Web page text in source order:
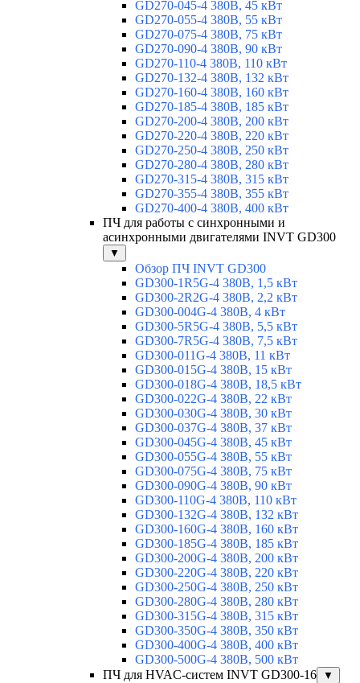
GD270-045-4 380В, 45 кВт
GD270-055-4 380В, 55 кВт
GD270-075-4 380В, 75 кВт
GD270-090-4 380В, 90 кВт
GD270-110-4 380В, 110 кВт
GD270-132-4 380В, 132 кВт
GD270-160-4 380В, 160 кВт
GD270-185-4 380В, 185 кВт
GD270-200-4 380В, 200 кВт
GD270-220-4 380В, 220 кВт
GD270-250-4 380В, 250 кВт
GD270-280-4 380В, 280 кВт
GD270-315-4 380В, 315 кВт
GD270-355-4 380В, 355 кВт
GD270-400-4 380В, 400 кВт
ПЧ для работы с синхронными и
асинхронными двигателями INVT GD300
▼
Обзор ПЧ INVT GD300
GD300-1R5G-4 380В, 1,5 кВт
GD300-2R2G-4 380В, 2,2 кВт
GD300-004G-4 380В, 4 кВт
GD300-5R5G-4 380В, 5,5 кВт
GD300-7R5G-4 380В, 7,5 кВт
GD300-011G-4 380В, 11 кВт
GD300-015G-4 380В, 15 кВт
GD300-018G-4 380В, 18,5 кВт
GD300-022G-4 380В, 22 кВт
GD300-030G-4 380В, 30 кВт
GD300-037G-4 380В, 37 кВт
GD300-045G-4 380В, 45 кВт
GD300-055G-4 380В, 55 кВт
GD300-075G-4 380В, 75 кВт
GD300-090G-4 380В, 90 кВт
GD300-110G-4 380В, 110 кВт
GD300-132G-4 380В, 132 кВт
GD300-160G-4 380В, 160 кВт
GD300-185G-4 380В, 185 кВт
GD300-200G-4 380В, 200 кВт
GD300-220G-4 380В, 220 кВт
GD300-250G-4 380В, 250 кВт
GD300-280G-4 380В, 280 кВт
GD300-315G-4 380В, 315 кВт
GD300-350G-4 380В, 350 кВт
GD300-400G-4 380В, 400 кВт
GD300-500G-4 380В, 500 кВт
ПЧ для HVAC-систем INVT GD300-16
▼